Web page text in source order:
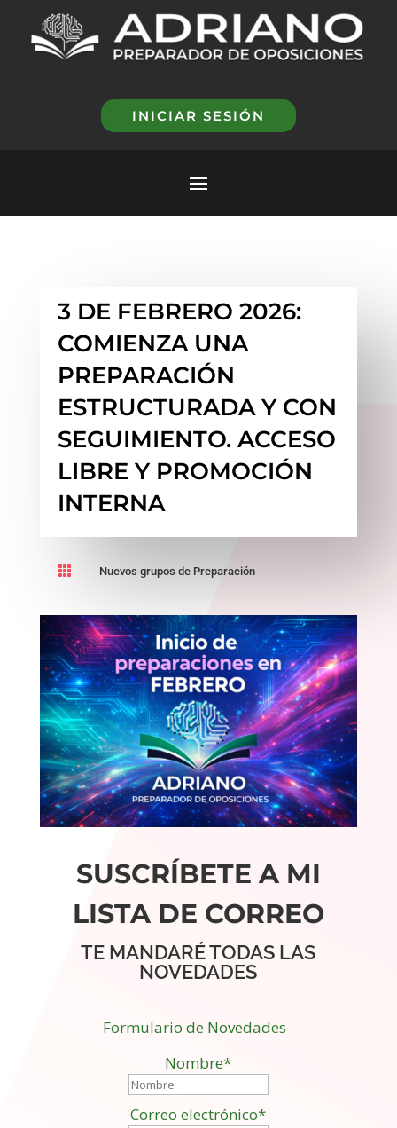
INICIAR SESIÓN
3 DE FEBRERO 2026:
COMIENZA UNA
PREPARACIÓN
ESTRUCTURADA Y CON
SEGUIMIENTO. ACCESO
LIBRE Y PROMOCIÓN
INTERNA
 Nuevos grupos de Preparación
SUSCRÍBETE A MI
LISTA DE CORREO
TE MANDARÉ TODAS LAS
NOVEDADES
Formulario de Novedades
Nombre*
Correo electrónico*